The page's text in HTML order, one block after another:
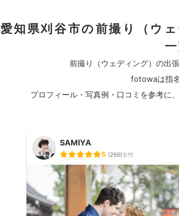
愛知県刈谷市の前撮り（ウ
前撮り（ウェディング）の出
fotowaは指
プロフィール・写真例・口コミを参考に
SAMIYA
5 (266)女性